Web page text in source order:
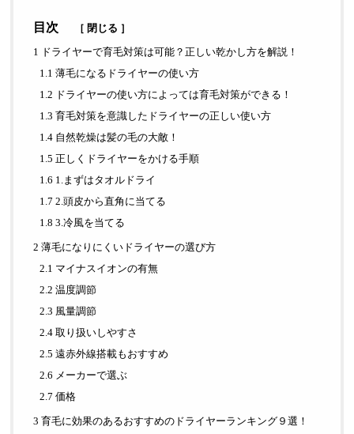
目次 ［ 閉じる ］
1 ドライヤーで育毛対策は可能？正しい乾かし方を解説！
1.1 薄毛になるドライヤーの使い方
1.2 ドライヤーの使い方によっては育毛対策ができる！
1.3 育毛対策を意識したドライヤーの正しい使い方
1.4 自然乾燥は髪の毛の大敵！
1.5 正しくドライヤーをかける手順
1.6 1.まずはタオルドライ
1.7 2.頭皮から直角に当てる
1.8 3.冷風を当てる
2 薄毛になりにくいドライヤーの選び方
2.1 マイナスイオンの有無
2.2 温度調節
2.3 風量調節
2.4 取り扱いしやすさ
2.5 遠赤外線搭載もおすすめ
2.6 メーカーで選ぶ
2.7 価格
3 育毛に効果のあるおすすめのドライヤーランキング９選！